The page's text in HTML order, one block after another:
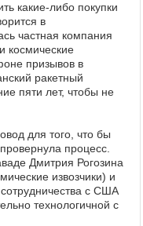
какие-либо покупки
в
частная компания
космические
призывов в
ракетный
пяти лет, чтобы не
для того, что бы
процесс.
Дмитрия Рогозина
извозчики) и
с США
технологичной с